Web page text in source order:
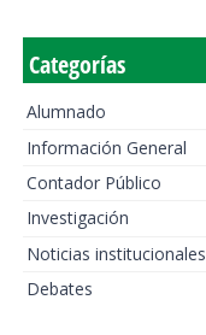
Categorías
Alumnado
Información General
Contador Público
Investigación
Noticias institucionales
Debates